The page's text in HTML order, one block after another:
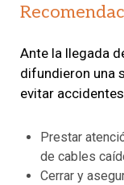
Ante la llegada
difundieron una
evitar
Prestar
de cables
Cerrar y